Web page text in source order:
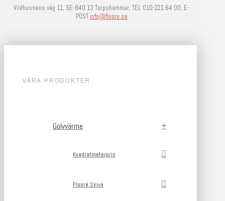
Vildhussens väg 11, SE-840 13 Torpshammar, TEL 010-221 64 00, E-
POST info@floore.se
VÅRA PRODUKTER
Golvvärme
Kvadratmeterpris
Flooré Skiva